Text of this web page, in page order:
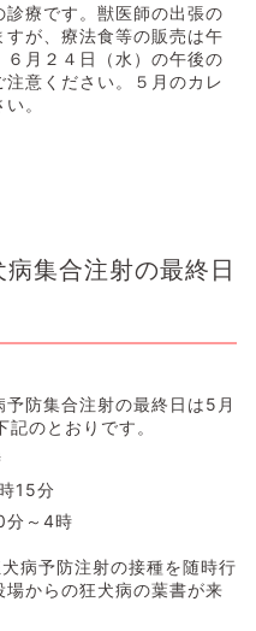
療です。獣医師の出張の
が、療法食等の販売は午
月２４日（水）の午後の
意ください。５月のカレ
。
集合注射の最終日
防集合注射の最終日は5月
のとおりです。
15分
～4時
病予防注射の接種を随時行
からの狂犬病の葉書が来